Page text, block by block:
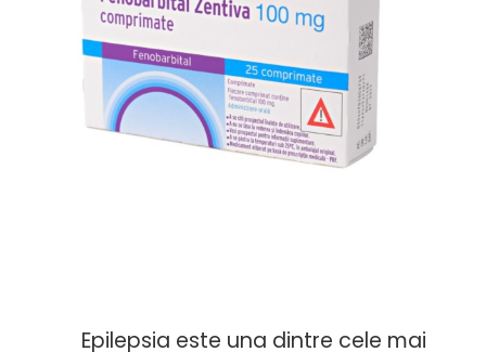
Epilepsia este una dintre cele mai